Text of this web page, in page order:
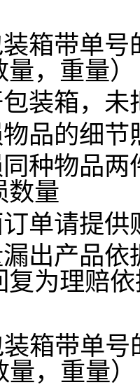
箱带单号
，重量）
装箱，未
品的细节
种物品两
数量
单请提供
出产品依
复为理赔
箱带单
，重量）